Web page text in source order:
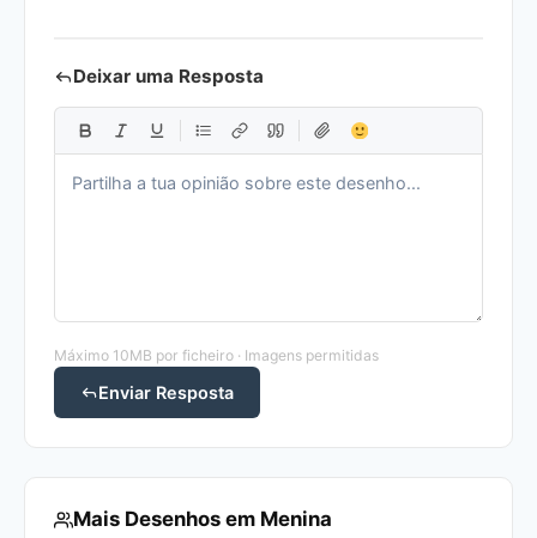
Deixar uma Resposta
Máximo 10MB por ficheiro · Imagens permitidas
Enviar Resposta
Mais Desenhos em Menina